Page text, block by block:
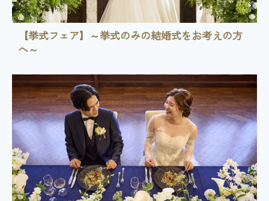
【挙式フェア】～挙式のみの結婚式をお考えの方
へ～